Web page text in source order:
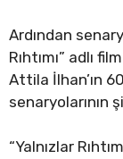
Ardından
Rıhtımı” adlı
Attila İlhan’ın
senaryolarının
“Yalnızlar